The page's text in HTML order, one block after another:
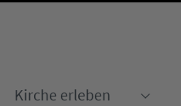
Kirche erleben